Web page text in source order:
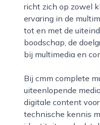
richt zich op zowel
ervaring in de
tot en met de
boodschap, de
bij multimedia en
Bij cmm complete multi media ligt de focus op het ontwikkelen, produceren en beheren van
uiteenlopende
digitale content
technische kennis